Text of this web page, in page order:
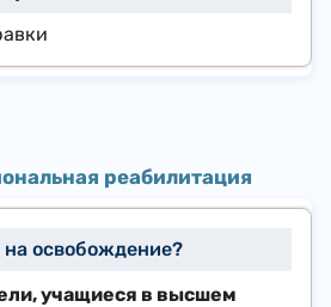
реабилитация
учащиеся в высшем